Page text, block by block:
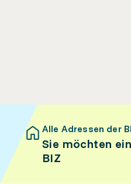
Alle Adressen der
Sie möchten
BIZ